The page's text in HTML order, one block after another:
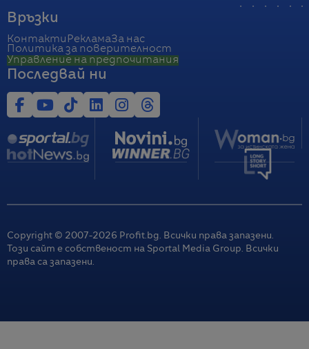
Връзки
Контакти РекламаЗа нас
Политика за поверителност
Управление на предпочитания
Последвай ни
Copyright © 2007-2026 Profit.bg. Всички права запазени.
Този сайт е собственост на Sportal Media Group. Всички
права са запазени.